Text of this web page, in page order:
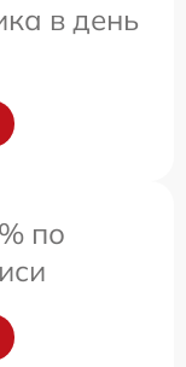
в день
по